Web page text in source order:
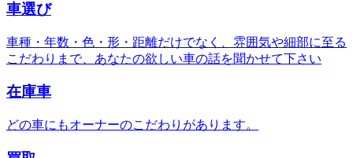
車選び
車種・年数・色・形・距離だけでなく、雰囲気や細部に至る
こだわりまで、あなたの欲しい車の話を聞かせて下さい
在庫車
どの車にもオーナーのこだわりがあります。